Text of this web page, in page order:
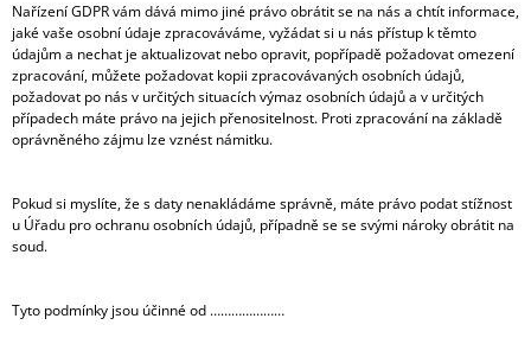
Nařízení GDPR vám dává mimo jiné právo obrátit se na nás a chtít informace,
jaké vaše osobní údaje zpracováváme, vyžádat si u nás přístup k těmto
údajům a nechat je aktualizovat nebo opravit, popřípadě požadovat omezení
zpracování, můžete požadovat kopii zpracovávaných osobních údajů,
požadovat po nás v určitých situacích výmaz osobních údajů a v určitých
případech máte právo na jejich přenositelnost. Proti zpracování na základě
oprávněného zájmu lze vznést námitku.
Pokud si myslíte, že s daty nenakládáme správně, máte právo podat stížnost
u Úřadu pro ochranu osobních údajů, případně se se svými nároky obrátit na
soud.
Tyto podmínky jsou účinné od …………………